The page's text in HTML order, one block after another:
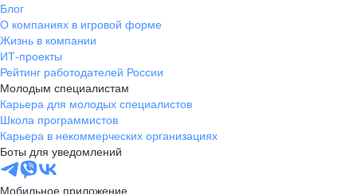
Блог
О компаниях в игровой форме
Жизнь в компании
ИТ-проекты
Рейтинг работодателей России
Молодым специалистам
Карьера для молодых специалистов
Школа программистов
Карьера в некоммерческих организациях
Боты для уведомлений
Мобильное приложение